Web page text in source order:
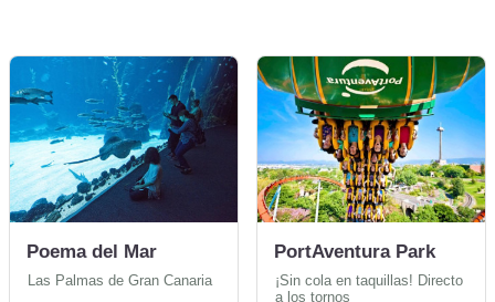
Poema del Mar
Las Palmas de Gran Canaria
PortAventura Park
¡Sin cola en taquillas! Directo
a los tornos